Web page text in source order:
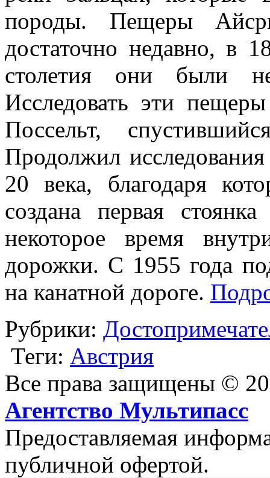
породы. Пещеры
достаточно недавно, в
столетия они были
Исследовать эти
Поссельт,
Продолжил
20 века, благодаря
создана первая
некоторое время
дорожки. С 1955 года
на канатной дороге.
Рубрики:
Теги: Австрия
Все права защищены ©
Агентство Мультипасс
Предоставляемая
публичной офертой.